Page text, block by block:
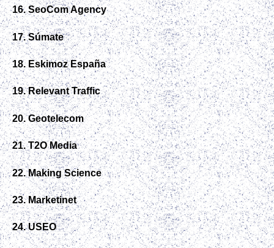
16. SeoCom Agency
17. Súmate
18. Eskimoz España
19. Relevant Traffic
20. Geotelecom
21. T2O Media
22. Making Science
23. Marketinet
24. USEO